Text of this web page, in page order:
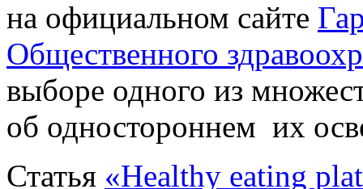
на официальном сайте
Общественного
выборе одного из
об одностороннем их
Статья «Healthy eating